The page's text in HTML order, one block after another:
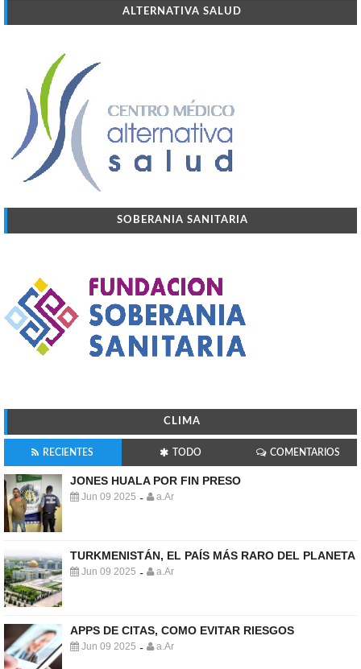
ALTERNATIVA SALUD
SOBERANIA SANITARIA
CLIMA
RECIENTES TODO COMENTARIOS
JONES HUALA POR FIN PRESO
Jun 09 2025 - a.Ar
TURKMENISTÁN, EL PAÍS MÁS RARO DEL PLANETA
Jun 09 2025 - a.Ar
APPS DE CITAS, COMO EVITAR RIESGOS
Jun 09 2025 - a.Ar